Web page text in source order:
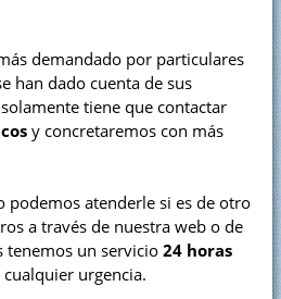
demandado por particulares
han dado cuenta de sus
tiene que contactar
y concretaremos con más
podemos atenderle si es de otro
a través de nuestra web o de
tenemos un servicio24 horas
urgencia.